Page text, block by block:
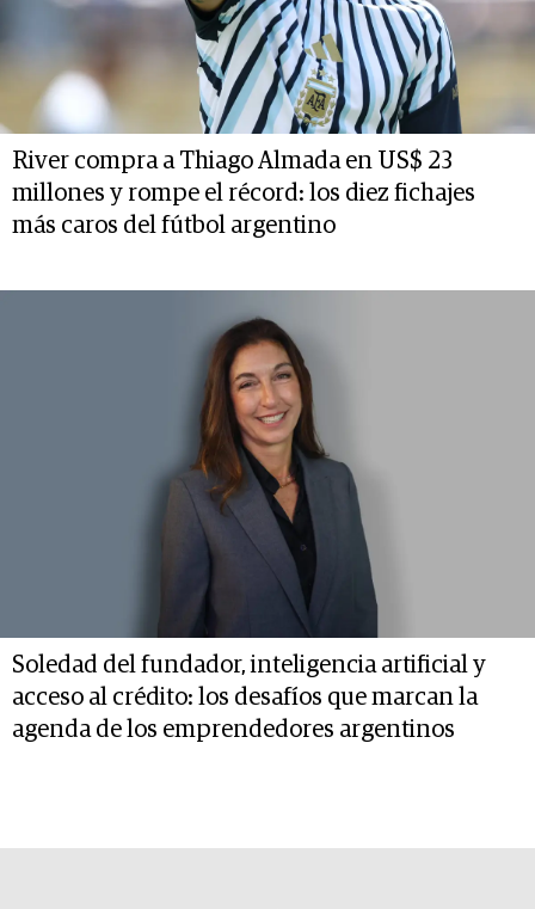
River compra a Thiago Almada en US$ 23
millones y rompe el récord: los diez fichajes
más caros del fútbol argentino
Soledad del fundador, inteligencia artificial y
acceso al crédito: los desafíos que marcan la
agenda de los emprendedores argentinos